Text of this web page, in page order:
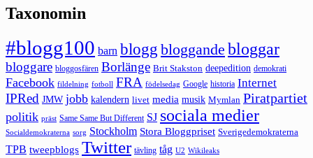
Taxonomin
#blogg100 barn blogg bloggande bloggar
bloggare bloggosfären Borlänge Brit Stakston deepedition demokrati
Facebook fildelning fotboll FRA födelsedag Google historia Internet
IPRed JMW jobb kalendern livet media musik Mymlan Piratpartiet
politik präst Same Same But Different SJ sociala medier
Socialdemokraterna sorg Stockholm Stora Bloggpriset Sverigedemokraterna
TPB tweepblogs Twitter tävling tåg U2 Wikileaks